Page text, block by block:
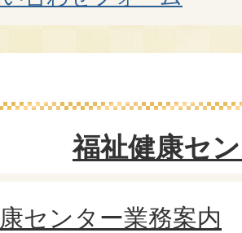
福祉健康セ
センター業務案内